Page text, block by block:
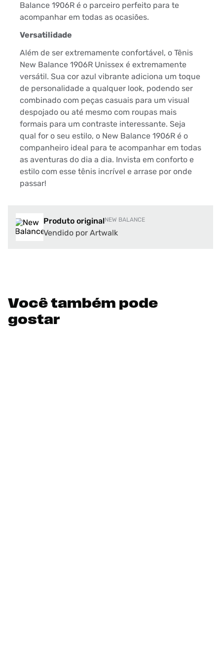
Balance 1906R é o parceiro perfeito para te
acompanhar em todas as ocasiões.
Versatilidade
Além de ser extremamente confortável, o Tênis
New Balance 1906R Unissex é extremamente
versátil. Sua cor azul vibrante adiciona um toque
de personalidade a qualquer look, podendo ser
combinado com peças casuais para um visual
despojado ou até mesmo com roupas mais
formais para um contraste interessante. Seja
qual for o seu estilo, o New Balance 1906R é o
companheiro ideal para te acompanhar em todas
as aventuras do dia a dia. Invista em conforto e
estilo com esse tênis incrível e arrase por onde
passar!
Produto originalNEW BALANCE
Vendido por Artwalk
Você também pode
gostar